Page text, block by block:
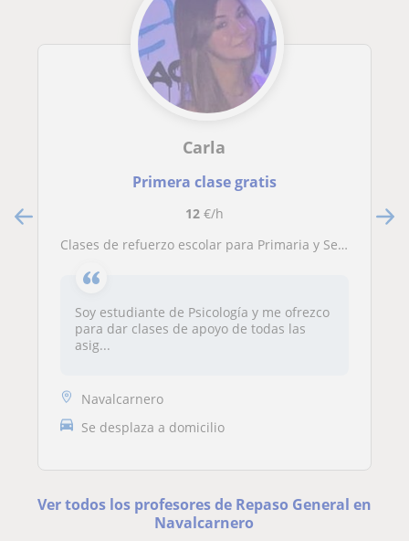
Carla
Primera clase gratis
12€/h
Clases de refuerzo escolar para Primaria y Secundaria
Soy estudiante de Psicología y me ofrezco
para dar clases de apoyo de todas las
asig...
Navalcarnero
Se desplaza a domicilio
Ver todos los profesores de Repaso General en
Navalcarnero